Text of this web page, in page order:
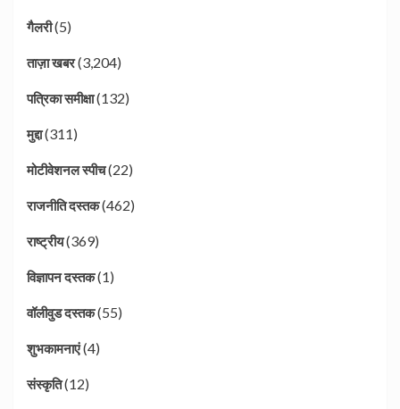
गैलरी(5)
ताज़ा खबर(3,204)
पत्रिका समीक्षा(132)
मुद्दा(311)
मोटीवेशनल स्पीच(22)
राजनीति दस्तक(462)
राष्ट्रीय(369)
विज्ञापन दस्तक(1)
वॉलीवुड दस्तक(55)
शुभकामनाएं(4)
संस्कृति(12)